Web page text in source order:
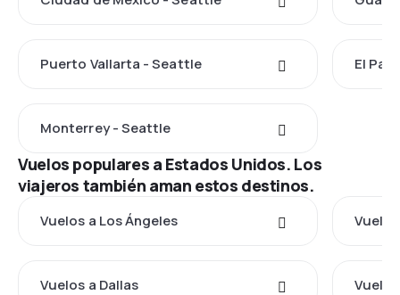
Puerto Vallarta - Seattle El
Monterrey - Seattle
Vuelos populares a Estados Unidos. Los
viajeros también aman estos destinos.
Vuelos a Los Ángeles
Vuelos a Dallas